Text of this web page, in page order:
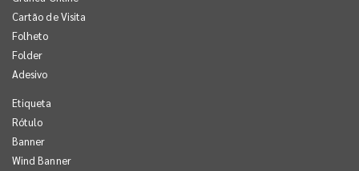
Cartão de Visita
Folheto
Folder
Adesivo
Etiqueta
Rótulo
Banner
Wind Banner